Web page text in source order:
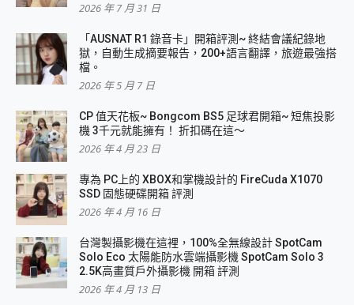
2026 年 7 月 31 日
「AUSNAT R1 錄音卡」開箱評測~ 終結會議紀錄地
獄，自動生成摘要報告，200+語言翻譯，旅遊最強搭
檔。
2026 年 5 月 7 日
CP 值天花板~ Bongcom BS5 足球君開箱~ 短焦投影
機 3千元就能擁有！ 折扣碼在這～
2026 年 4 月 23 日
專為 PC上的 XBOX和掌機設計的 FireCuda X1070
SSD 固態硬碟開箱 評測
2026 年 4 月 16 日
台灣製攝影機在這裡，100%全無線設計 SpotCam
Solo Eco 太陽能防水雲端攝影機 SpotCam Solo 3
2.5K高畫質戶外攝影機 開箱 評測
2026 年 4 月 13 日